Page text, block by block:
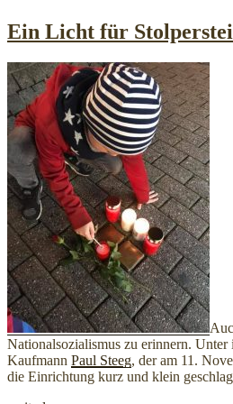
Ein Licht für
Nationalsozialismus zu erinnern.
Kaufmann Paul Steeg, der am 11.
die Einrichtung kurz und klein